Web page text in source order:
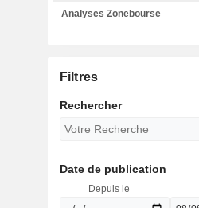
Analyses Zonebourse
Filtres
Rechercher
Date de publication
Depuis le